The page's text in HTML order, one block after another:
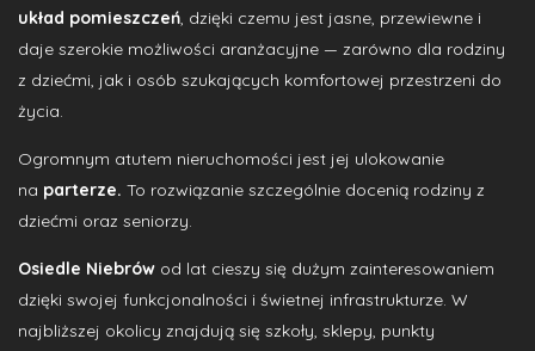
układ pomieszczeń, dzięki czemu jest jasne, przewiewne i
daje szerokie możliwości aranżacyjne — zarówno dla rodziny
z dziećmi, jak i osób szukających komfortowej przestrzeni do
życia.
Ogromnym atutem nieruchomości jest jej ulokowanie
na parterze. To rozwiązanie szczególnie docenią rodziny z
dziećmi oraz seniorzy.
Osiedle Niebrów od lat cieszy się dużym zainteresowaniem
dzięki swojej funkcjonalności i świetnej infrastrukturze. W
najbliższej okolicy znajdują się szkoły, sklepy, punkty